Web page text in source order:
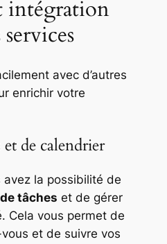
services
avec d’autres
enrichir votre
et de calendrier
avez la possibilité de
tâches et de gérer
Cela vous permet de
et de suivre vos